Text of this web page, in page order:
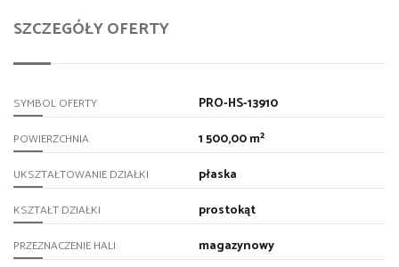
SZCZEGÓŁY OFERTY
SYMBOL OFERTY PRO-HS-13910
POWIERZCHNIA 1 500,00 m²
UKSZTAŁTOWANIE DZIAŁKI płaska
KSZTAŁT DZIAŁKI prostokąt
PRZEZNACZENIE HALI magazynowy